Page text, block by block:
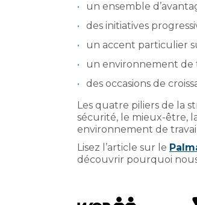
un ensemble
des initiatives
un accent particulier
un environnement de
des occasions de
Les quatre piliers de la
sécurité, le mieux-être,
environnement de
Lisez l’article sur le
découvrir pourquoi nous